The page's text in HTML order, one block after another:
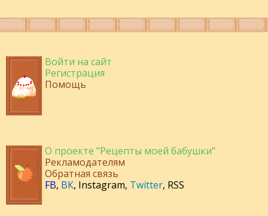
Войти на сайт
Регистрация
Помощь
О проекте "Рецепты моей бабушки"
Рекламодателям
Обратная связь
FB, ВК, Instagram, Twitter, RSS